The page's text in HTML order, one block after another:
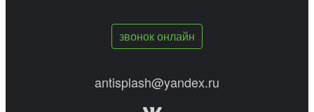
звонок онлайн
antisplash@yandex.ru